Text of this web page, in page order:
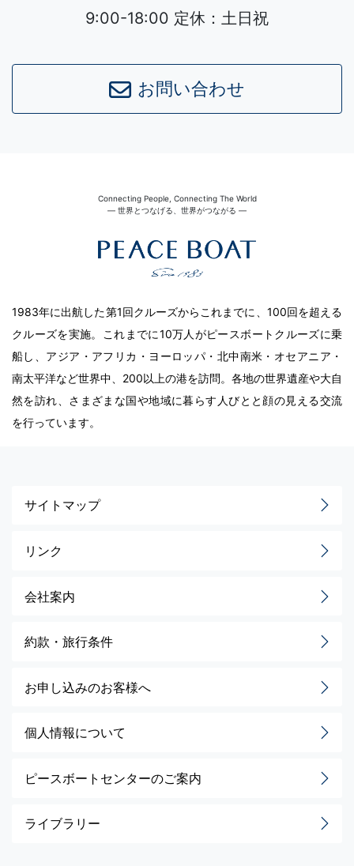
9:00-18:00 定休：土日祝
お問い合わせ
Connecting People, Connecting The World
― 世界とつなげる、世界がつながる ―
1983年に出航した第1回クルーズからこれまでに、100回を超える
クルーズを実施。これまでに10万人がピースボートクルーズに乗
船し、アジア・アフリカ・ヨーロッパ・北中南米・オセアニア・
南太平洋など世界中、200以上の港を訪問。各地の世界遺産や大自
然を訪れ、さまざまな国や地域に暮らす人びとと顔の見える交流
を行っています。
サイトマップ
リンク
会社案内
約款・旅行条件
お申し込みのお客様へ
個人情報について
ピースボートセンターのご案内
ライブラリー